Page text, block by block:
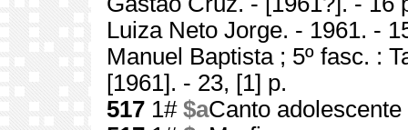
Luiza Neto Jorge. - 1961. -
Manuel Baptista ; 5º fasc. :
[1961]. - 23, [1] p.
517 1# $aCanto adolescente